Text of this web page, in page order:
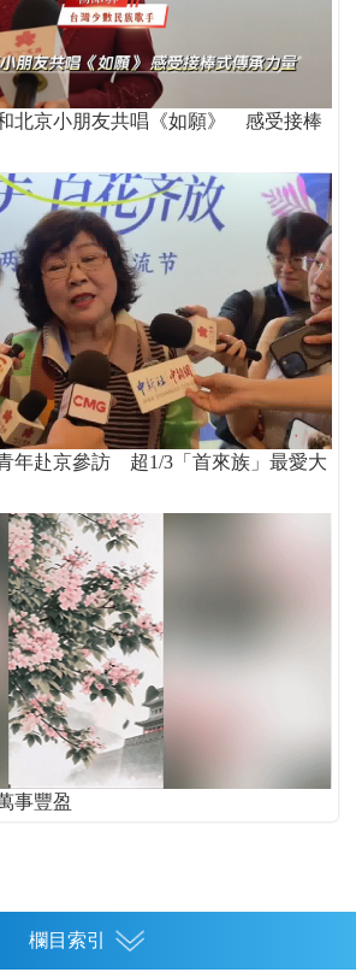
北京小朋友共唱《如願》 感受接棒
青年赴京參訪 超1/3「首來族」最愛大
事豐盈
欄目索引